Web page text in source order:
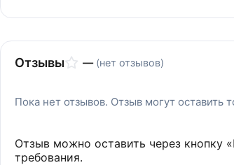
Отзывы — (нет отзывов)
Пока нет отзывов. Отзыв могут оставить
Отзыв можно оставить через кнопку
требования.